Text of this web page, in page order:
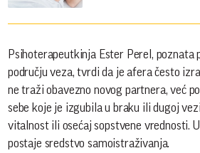
Psihoterapeutkinja Ester Perel, poznata
području veza, tvrdi da je afera često
ne traži obavezno novog partnera, već
sebe koje je izgubila u braku ili dugoj
vitalnost ili osećaj sopstvene vrednosti.
postaje sredstvo samoistraživanja.